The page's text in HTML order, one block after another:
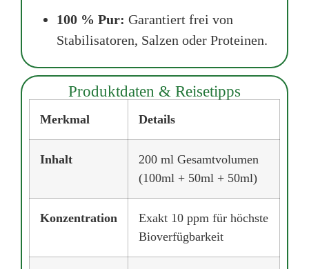
100 % Pur: Garantiert frei von
Stabilisatoren, Salzen oder Proteinen.
Produktdaten & Reisetipps
Merkmal Details
Inhalt
200 ml Gesamtvolumen
(100ml + 50ml + 50ml)
Konzentration
Exakt 10 ppm für höchste
Bioverfügbarkeit